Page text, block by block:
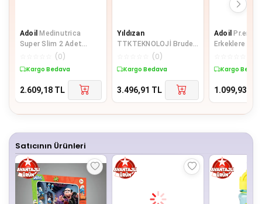
Adoil Medinutrica
Super Slim 2 Adet
Bölgesel Şekillendirici
(0)
Kargo Bedava
2.609,18 TL
Yıldızan
TTKTEKNOLOJİ Bruder
Traktor Fendt Vario
TTKTEKNOLO
(0)
Kargo Bedava
3.496,91 TL
Adoil
Erkeklere
Kargo
1.099,93
Satıcının Ürünleri